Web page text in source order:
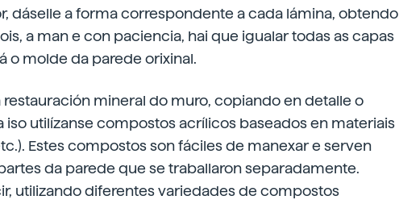
dáselle a forma correspondente a cada lámina, obtendo
a man e con paciencia, hai que igualar todas as capas
o molde da parede orixinal.
restauración mineral do muro, copiando en detalle o
iso utilízanse compostos acrílicos baseados en materiais
Estes compostos son fáciles de manexar e serven
da parede que se traballaron separadamente.
utilizando diferentes variedades de compostos